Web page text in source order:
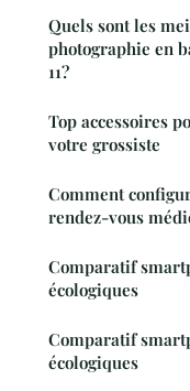
Quels sont les
photographie en
11?
Top accessoires
votre grossiste
Comment
rendez-vous
Comparatif
écologiques
Comparatif
écologiques